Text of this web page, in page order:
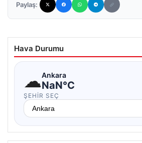
Paylaş:
Hava Durumu
☁Ankara
NaN°C
ŞEHIR SEÇ